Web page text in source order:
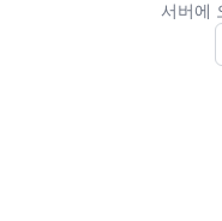
서버에